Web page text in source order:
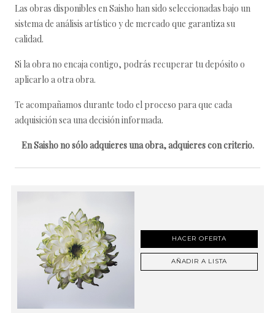
Las obras disponibles en Saisho han sido seleccionadas bajo un
sistema de análisis artístico y de mercado que garantiza su
calidad.
Si la obra no encaja contigo, podrás recuperar tu depósito o
aplicarlo a otra obra.
Te acompañamos durante todo el proceso para que cada
adquisición sea una decisión informada.
En Saisho no sólo adquieres una obra, adquieres con criterio.
HACER OFERTA
AÑADIR A LISTA